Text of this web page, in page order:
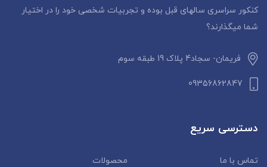
کنکور سراسری سالهای قبل بوده و تجربیات شخصی خود را در اختیار
شما میگذارند؟
فریمان- سجاد4 پلاک 19 طبقه سوم
09356862847
دسترسی سریع
تماس با ما
محصولات